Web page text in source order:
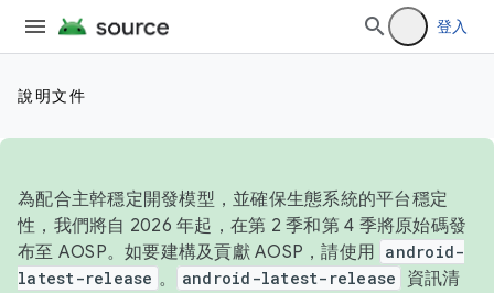
登入
說明文件
為配合主幹穩定開發模型，並確保生態系統的平台穩定
性，我們將自 2026 年起，在第 2 季和第 4 季將原始碼發
布至 AOSP。如要建構及貢獻 AOSP，請使用 android-
latest-release 。 android-latest-release
資訊清